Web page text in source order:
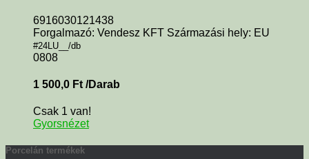
6916030121438
Forgalmazó: Vendesz KFT Származási hely: EU
#24LU__/db
0808
1 500,0 Ft /Darab
Csak 1 van!
Gyorsnézet
Porcelán termékek